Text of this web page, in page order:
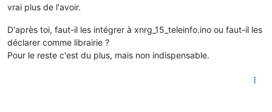
vrai plus de l'avoir.
D'après toi, faut-il les intégrer à xnrg_15_teleinfo.ino ou faut-il les
déclarer comme librairie ?
Pour le reste c'est du plus, mais non indispensable.